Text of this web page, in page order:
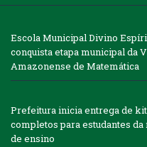
Escola Municipal Divino
conquista etapa municipal da
Amazonense de Matemática
Prefeitura inicia entrega de
completos para estudantes
de ensino